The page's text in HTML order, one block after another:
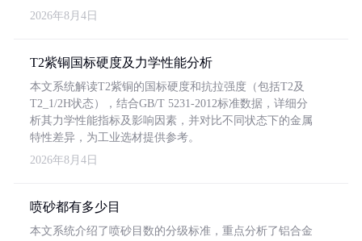
2026年8月4日
T2紫铜国标硬度及力学性能分析
本文系统解读T2紫铜的国标硬度和抗拉强度（包括T2及
T2_1/2H状态），结合GB/T 5231-2012标准数据，详细分
析其力学性能指标及影响因素，并对比不同状态下的金属
特性差异，为工业选材提供参考。
2026年8月4日
喷砂都有多少目
本文系统介绍了喷砂目数的分级标准，重点分析了铝合金